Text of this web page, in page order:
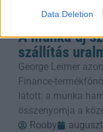
Data Deletion
A munka új
szállítás
George Leimer
Finance-
látott: a munka
összenyomja a
Rooby